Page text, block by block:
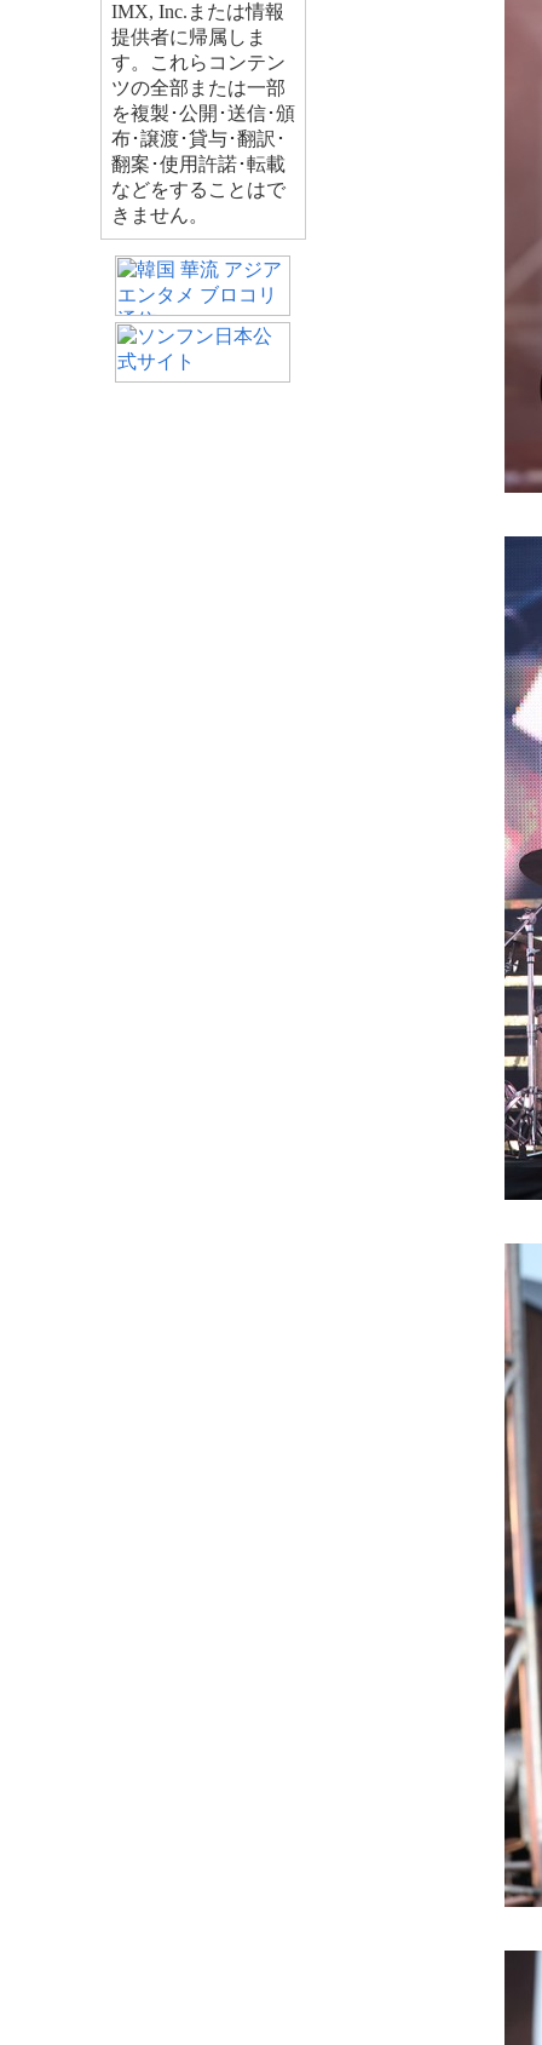
IMX, Inc.または情報
提供者に帰属しま
す。これらコンテン
ツの全部または一部
を複製･公開･送信･頒
布･譲渡･貸与･翻訳･
翻案･使用許諾･転載
などをすることはで
きません。